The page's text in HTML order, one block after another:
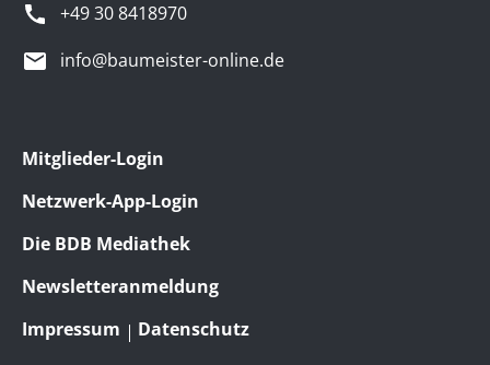
+49 30 8418970
info@baumeister-online.de
Mitglieder-Login
Netzwerk-App-Login
Die BDB Mediathek
Newsletteranmeldung
Impressum
Datenschutz